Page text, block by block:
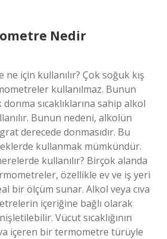
Nedir
için kullanılır? Çok soğuk kış
kullanılmaz. Bunun
sıcaklıklarına sahip alkol
Bunun nedeni, alkolün
derecede donmasıdır. Bu
kullanmak mümkündür.
kullanılır? Birçok alanda
özellikle ev ve iş yeri
bir ölçüm sunar. Alkol veya cıva
içeriğine bağlı olarak
Vücut sıcaklığının
içeren bir termometre türüyle